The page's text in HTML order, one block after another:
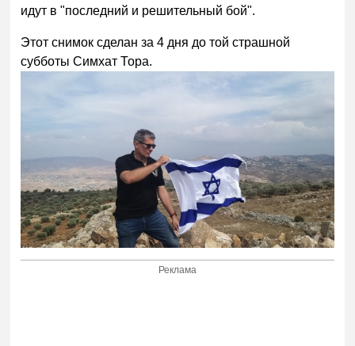
идут в "последний и решительный бой".
Этот снимок сделан за 4 дня до той страшной
субботы Симхат Тора.
Реклама